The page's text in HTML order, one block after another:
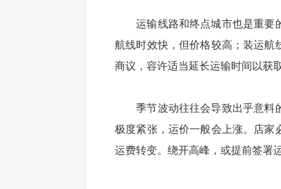
运输线路和终点城市也是重要的
航线时效快，但价格较高；装运航
商议，容许适当延长运输时间以获
季节波动往往会导致出乎意料的
极度紧张，运价一般会上涨。店家
运费转变。绕开高峰，或提前签署